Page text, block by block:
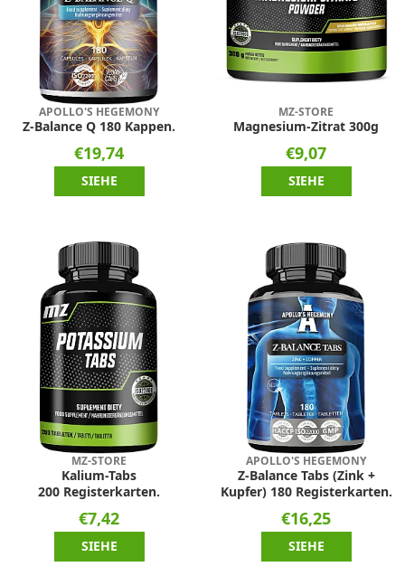
APOLLO'S HEGEMONY
Z-Balance Q 180 Kappen.
€19,74
SIEHE
MZ-STORE
Magnesium-Zitrat 300g
€9,07
SIEHE
MZ-STORE
Kalium-Tabs
200 Registerkarten.
€7,42
SIEHE
APOLLO'S HEGEMONY
Z-Balance Tabs (Zink +
Kupfer) 180 Registerkarten.
€16,25
SIEHE